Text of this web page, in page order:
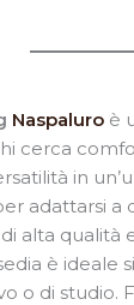
Naspaluro è
cerca
in
adattarsi a
alta qualità
è ideale
o di studio.